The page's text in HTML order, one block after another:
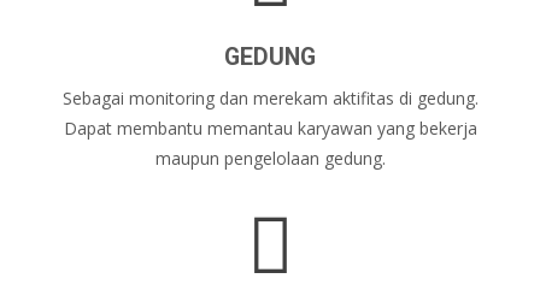
GEDUNG
Sebagai monitoring dan merekam aktifitas di gedung.
Dapat membantu memantau karyawan yang bekerja
maupun pengelolaan gedung.